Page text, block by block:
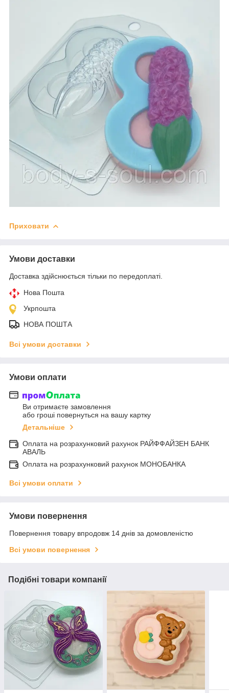
Приховати
Умови доставки
Доставка здійснюється тільки по передоплаті.
Нова Пошта
Укрпошта
НОВА ПОШТА
Всі умови доставки
Умови оплати
Ви отримаєте замовлення
або гроші повернуться на вашу картку
Детальніше
Оплата на розрахунковий рахунок РАЙФФАЙЗЕН БАНК
АВАЛЬ
Оплата на розрахунковий рахунок МОНОБАНКА
Всі умови оплати
Умови повернення
Повернення товару впродовж 14 днів за домовленістю
Всі умови повернення
Подібні товари компанії